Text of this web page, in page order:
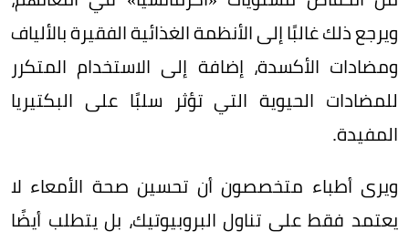
ويرجع ذلك غالبًا إلى الأنظمة الغذائية الفقيرة بالألياف
ومضادات الأكسدة، إضافة إلى الاستخدام المتكرر
للمضادات الحيوية التي تؤثر سلبًا على البكتيريا
المفيدة.
ويرى أطباء متخصصون أن تحسين صحة الأمعاء لا
يعتمد فقط على تناول البروبيوتيك، بل يتطلب أيضًا